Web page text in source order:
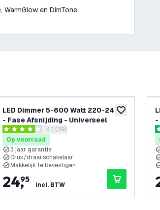
WarmGlow en DimTone
verlanglijst toevoegen
LED Dimmer 5-600 Watt 220-240V
- Fase Afsnijding - Universeel
reviews drawer openen
4.1 score sterren4.1 (39)
Op voorraad
3 jaar garantie
Druk/draai schakelaar
Makkelijk te bevestigen
24,
95
incl. BTW
-